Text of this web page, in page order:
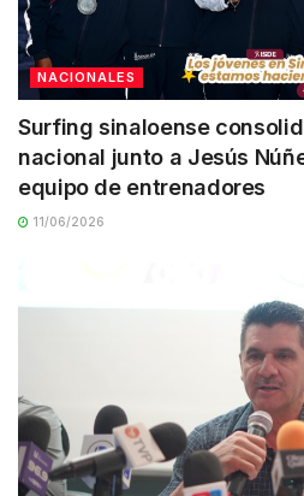
NACIONALES
Surfing sinaloense
nacional junto a Jesús
equipo de entrenadores
11/06/2026